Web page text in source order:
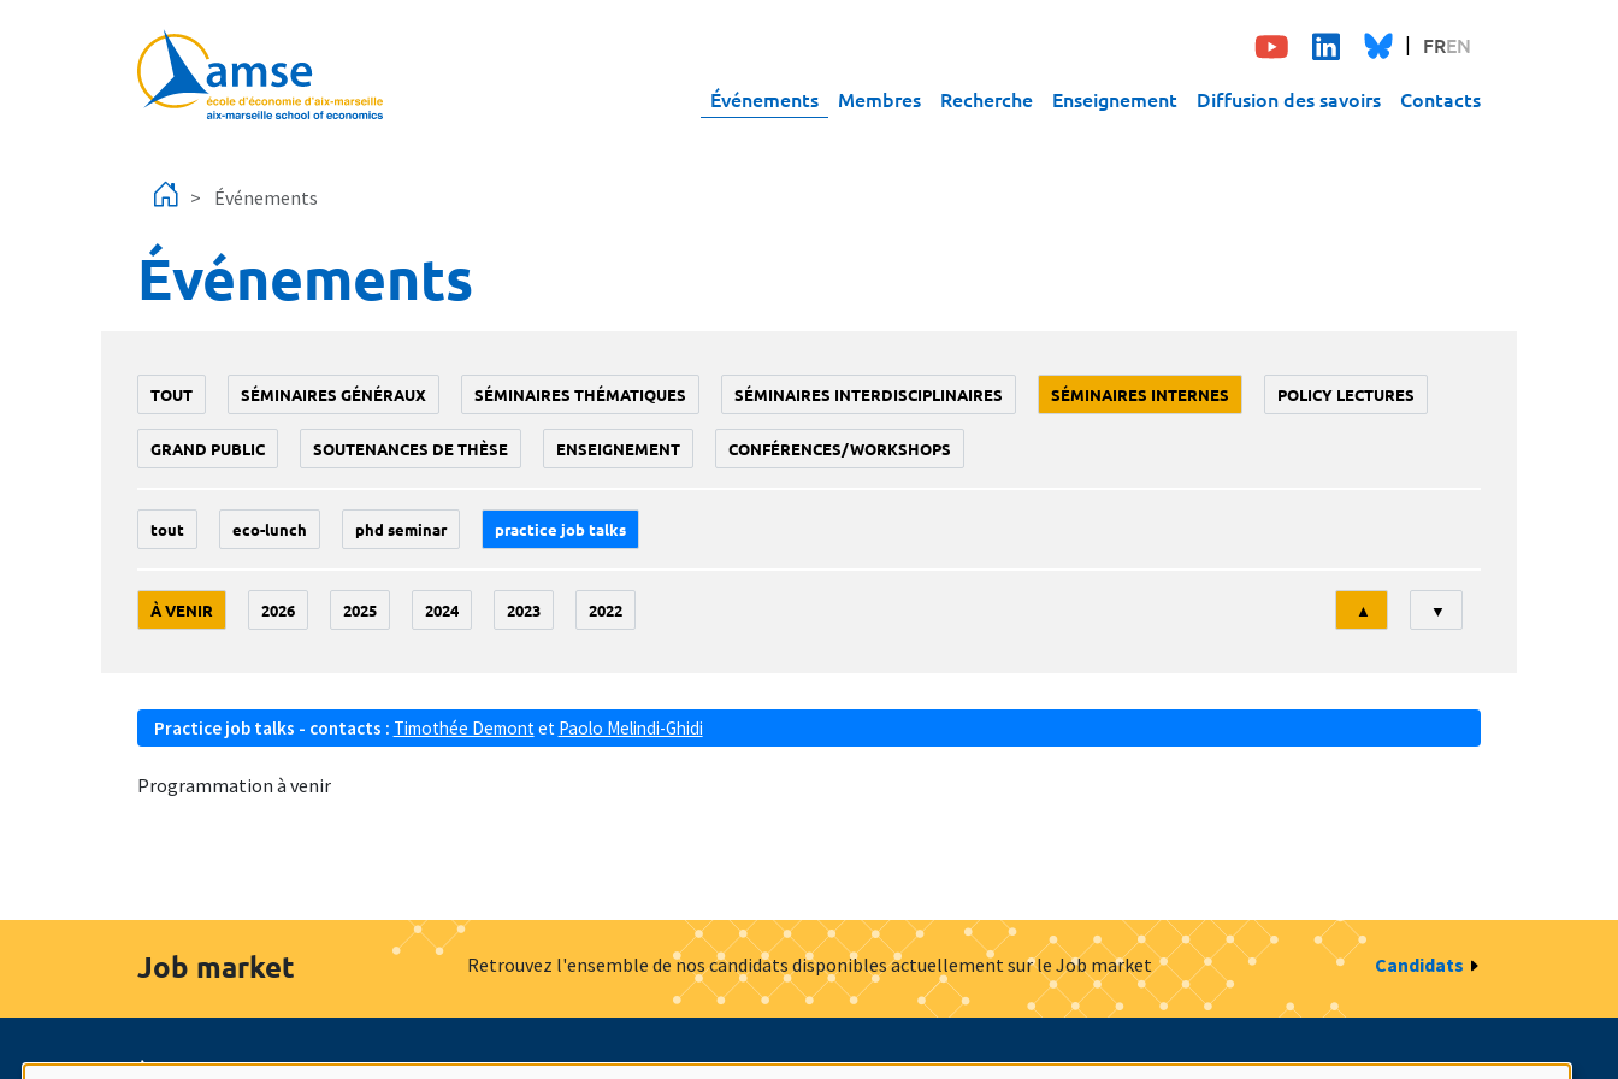
FREN
Événements Membres Recherche Enseignement Diffusion des savoirs Contacts
Événements
Événements
TOUT SÉMINAIRES GÉNÉRAUX SÉMINAIRES THÉMATIQUES SÉMINAIRES INTERDISCIPLINAIRES SÉMINAIRES INTERNES POLICY LECTURES
GRAND PUBLIC SOUTENANCES DE THÈSE ENSEIGNEMENT CONFÉRENCES/WORKSHOPS
tout eco-lunch phd seminar practice job talks
À VENIR 2026 2025 2024 2023 2022
Tri
▲ ▼
Practice job talks - contacts : Timothée Demont et Paolo Melindi-Ghidi
Programmation à venir
Job market Retrouvez l'ensemble de nos candidats disponibles actuellement sur le Job market Candidats
À propos Nos engagements Hommage à Actualités Offres d'emploi Presse Mentions légales Gestion des cookies Intranet